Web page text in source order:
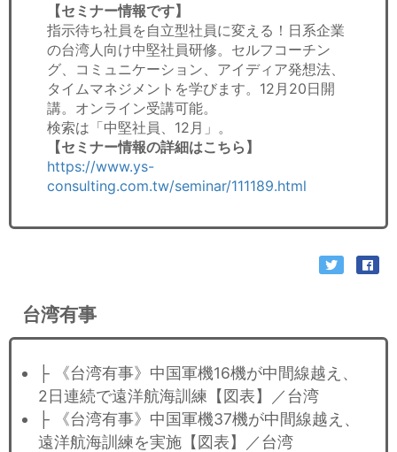
【セミナー情報です】
指示待ち社員を自立型社員に変える！日系企業
の台湾人向け中堅社員研修。セルフコーチン
グ、コミュニケーション、アイディア発想法、
タイムマネジメントを学びます。12月20日開
講。オンライン受講可能。
検索は「中堅社員、12月」。
【セミナー情報の詳細はこちら】
https://www.ys-
consulting.com.tw/seminar/111189.html
台湾有事
├ 《台湾有事》中国軍機16機が中間線越え、
2日連続で遠洋航海訓練【図表】／台湾
├ 《台湾有事》中国軍機37機が中間線越え、
遠洋航海訓練を実施【図表】／台湾